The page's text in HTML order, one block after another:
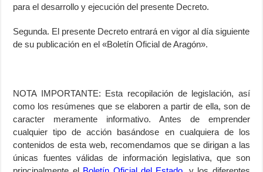
para el desarrollo y ejecución del presente Decreto.
Segunda. El presente Decreto entrará en vigor al día siguiente
de su publicación en el «Boletín Oficial de Aragón».
NOTA IMPORTANTE: Esta recopilación de legislación, así
como los resúmenes que se elaboren a partir de ella, son de
caracter meramente informativo. Antes de emprender
cualquier tipo de acción basándose en cualquiera de los
contenidos de esta web, recomendamos que se dirigan a las
únicas fuentes válidas de información legislativa, que son